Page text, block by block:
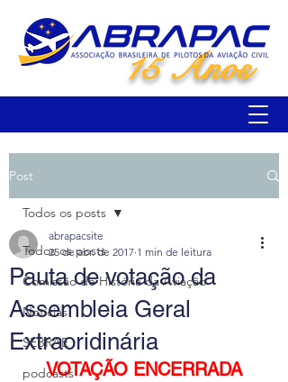
15 Anos
Post
Todos os posts
Comissão de História da Aviação
Notícias
SEBRAE
podcasts
Todos os posts
Pauta de votação da
Assembleia Geral
Extraoridinária
abrapacsite
25 de abr. de 2017 1 min de leitura
VOTAÇÃO ENCERRADA